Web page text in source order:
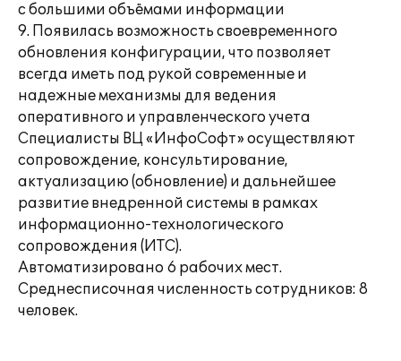
с большими объёмами информации
9. Появилась возможность своевременного
обновления конфигурации, что позволяет
всегда иметь под рукой современные и
надежные механизмы для ведения
оперативного и управленческого учета
Специалисты ВЦ «ИнфоСофт» осуществляют
сопровождение, консультирование,
актуализацию (обновление) и дальнейшее
развитие внедренной системы в рамках
информационно-технологического
сопровождения (ИТС).
Автоматизировано 6 рабочих мест.
Среднесписочная численность сотрудников: 8
человек.